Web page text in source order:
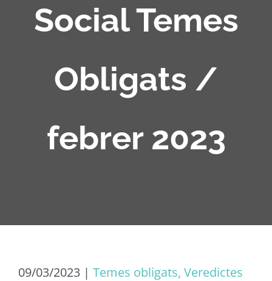
Social Temes
Obligats /
febrer 2023
09/03/2023 | Temes obligats, Veredictes